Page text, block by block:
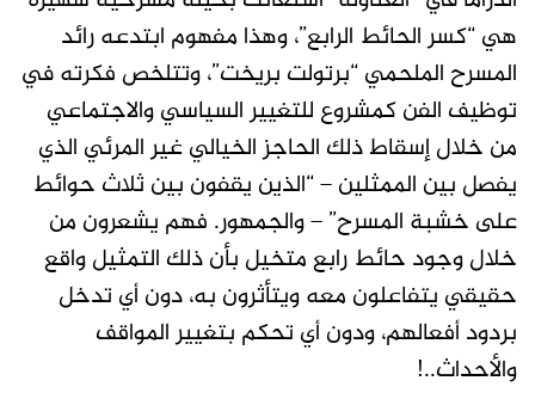
هي “كسر الحائط الرابع”، وهذا مفهوم ابتدعه رائد
المسرح الملحمي “برتولت بريخت”، وتتلخص فكرته في
توظيف الفن كمشروع للتغيير السياسي والاجتماعي
من خلال إسقاط ذلك الحاجز الخيالي غير المرئي الذي
يفصل بين الممثلين – “الذين يقفون بين ثلاث حوائط
على خشبة المسرح” – والجمهور. فهم يشعرون من
خلال وجود حائط رابع متخيل بأن ذلك التمثيل واقع
حقيقي يتفاعلون معه ويتأثرون به، دون أي تدخل
بردود أفعالهم، ودون أي تحكم بتغيير المواقف
والأحداث..!